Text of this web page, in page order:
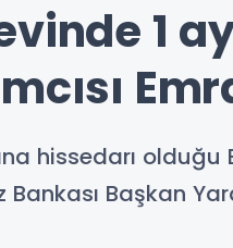
1
hissedarı
Bankası Başkan